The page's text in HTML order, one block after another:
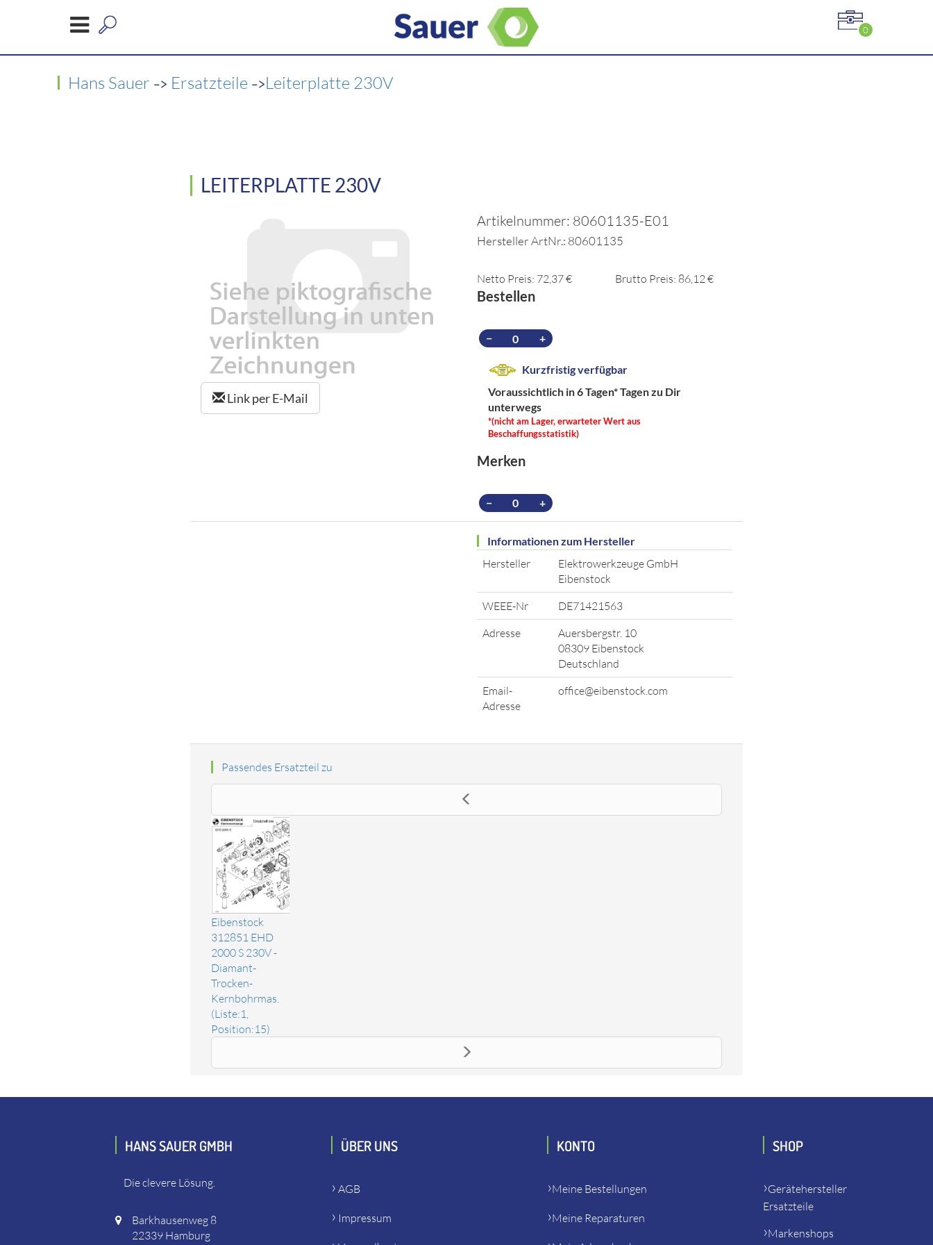
0
Hans Sauer -> Ersatzteile ->Leiterplatte 230V
LEITERPLATTE 230V
Link per E-Mail
Artikelnummer: 80601135-E01
Hersteller ArtNr.: 80601135
Netto Preis: 72,37 € Brutto Preis: 86,12 €
Bestellen
− +
Kurzfristig verfügbar
Voraussichtlich in 6 Tagen*Tagen zu Dir
unterwegs
*(nicht am Lager, erwarteter Wert aus
Beschaffungsstatistik)
Merken
− +
Informationen zum Hersteller
Hersteller
Elektrowerkzeuge GmbH
Eibenstock
WEEE-Nr
DE71421563
Adresse
Auersbergstr. 10
08309 Eibenstock
Deutschland
Email-
Adresse
office@eibenstock.com
Passendes Ersatzteil zu
Eibenstock
312851 EHD
2000 S 230V -
Diamant-
Trocken-
Kernbohrmas.
(Liste:1,
Position:15)
Das Ersatzteil "Leiterplatte 230V" online bestellen. Es passt unter anderem zu: Eibenstock 312851 EHD 2000 S 230V - Diamant-Trocken-Kernbohrmas.,
HANS SAUER GMBH
Die clevere Lösung.
Barkhausenweg 8
22339 Hamburg
ÜBER UNS
AGB
Impressum
KONTO
Meine Bestellungen
Meine Reparaturen
SHOP
Gerätehersteller
Ersatzteile
Markenshops